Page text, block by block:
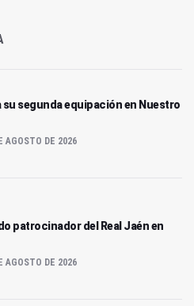
su segunda equipación en Nuestro
AGOSTO DE 2026
patrocinador del Real Jaén en
AGOSTO DE 2026